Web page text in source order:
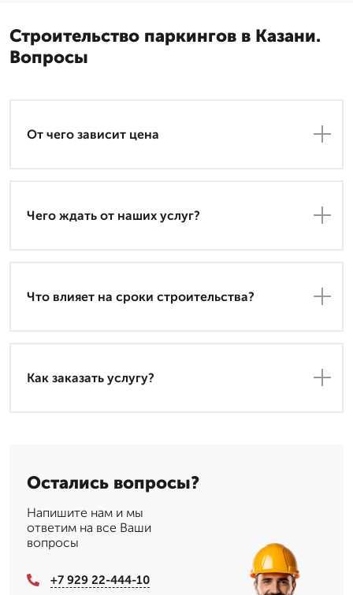
Строительство паркингов в Казани.
Вопросы
От чего зависит цена
Чего ждать от наших услуг?
Что влияет на сроки строительства?
Как заказать услугу?
Остались вопросы?
Напишите нам и мы
ответим на все Ваши
вопросы
+7 929 22-444-10